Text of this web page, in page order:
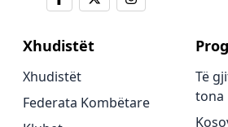
Xhudistët
Xhudistët
Federata Kombëtare
Të
tona